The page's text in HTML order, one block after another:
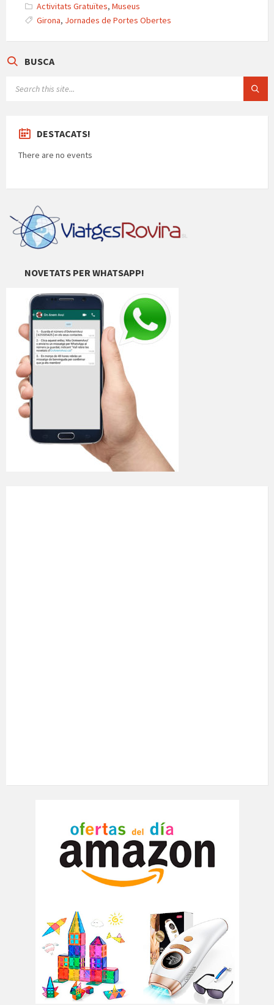
Activitats Gratuïtes, Museus
Girona, Jornades de Portes Obertes
BUSCA
DESTACATS!
There are no events
NOVETATS PER WHATSAPP!